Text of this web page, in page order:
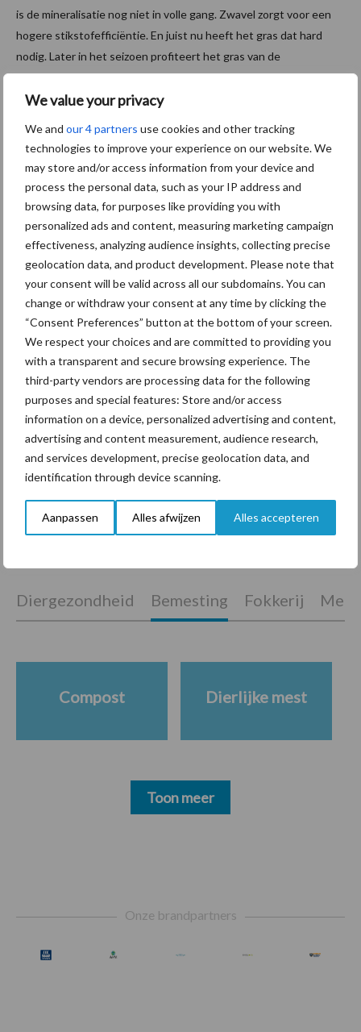
We value your privacy
We and our 4 partners use cookies and other tracking
technologies to improve your experience on our website. We
may store and/or access information from your device and
process the personal data, such as your IP address and
browsing data, for purposes like providing you with
personalized ads and content, measuring marketing campaign
effectiveness, analyzing audience insights, collecting precise
geolocation data, and product development. Please note that
your consent will be valid across all our subdomains. You can
change or withdraw your consent at any time by clicking the
“Consent Preferences” button at the bottom of your screen.
We respect your choices and are committed to providing you
with a transparent and secure browsing experience. The
third-party vendors are processing data for the following
purposes and special features: Store and/or access
information on a device, personalized advertising and content,
advertising and content measurement, audience research,
and services development, precise geolocation data, and
identification through device scanning.
Aanpassen Alles afwijzen Alles accepteren
is de mineralisatie nog niet in volle gang. Zwavel zorgt voor een
hogere stikstofefficiëntie. En juist nu heeft het gras dat hard
nodig. Later in het seizoen profiteert het gras van de
gemineraliseerde drijfmest. Naast de stikstofefficiëntie heeft
zwavel ook een positief effect op RE, zie hiervoor
Aanbevolen voor jou!
Van onze partner Yara
Opbrengst mais wordt veel
eerder bepaald dan tot nu
toe gedacht
In 4 eenvoudige stappen de
grasgroei volgen op je
telefoon
Van onze partner Yara
Hoge prijzen en droogte:
hoe kan zwavel helpen bij
de bemesting?
Diergezondheid Bemesting Fokkerij
Compost Dierlijke mest
Toon meer
Onze brandpartners